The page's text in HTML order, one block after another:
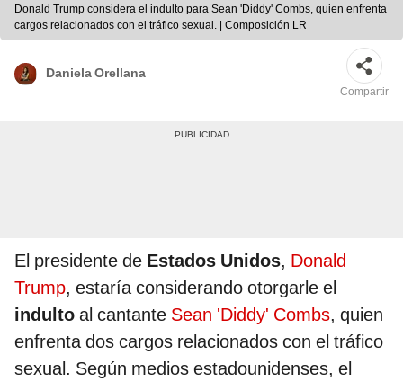
Donald Trump considera el indulto para Sean 'Diddy' Combs, quien enfrenta
cargos relacionados con el tráfico sexual. | Composición LR
Daniela Orellana
Compartir
El presidente de Estados Unidos, Donald
Trump, estaría considerando otorgarle el
indulto al cantante Sean 'Diddy' Combs, quien
enfrenta dos cargos relacionados con el tráfico
sexual. Según medios estadounidenses, el